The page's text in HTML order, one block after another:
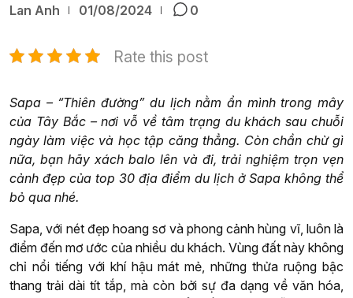
Lan Anh 01/08/2024 0
Rate this post
Sapa – “Thiên đường” du lịch nằm ẩn mình trong mây
của Tây Bắc – nơi vỗ về tâm trạng du khách sau chuỗi
ngày làm việc và học tập căng thẳng. Còn chần chừ gì
nữa, bạn hãy xách balo lên và đi, trải nghiệm trọn vẹn
cảnh đẹp của top 30 địa điểm du lịch ở Sapa không thể
bỏ qua nhé.
Sapa, với nét đẹp hoang sơ và phong cảnh hùng vĩ, luôn là
điểm đến mơ ước của nhiều du khách. Vùng đất này không
chỉ nổi tiếng với khí hậu mát mẻ, những thửa ruộng bậc
thang trải dài tít tắp, mà còn bởi sự đa dạng về văn hóa,